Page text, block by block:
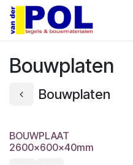
Overslaan naar inhoud
Bouwplaten
Bouwplaten
BOUWPLAAT
2600x600x40mm